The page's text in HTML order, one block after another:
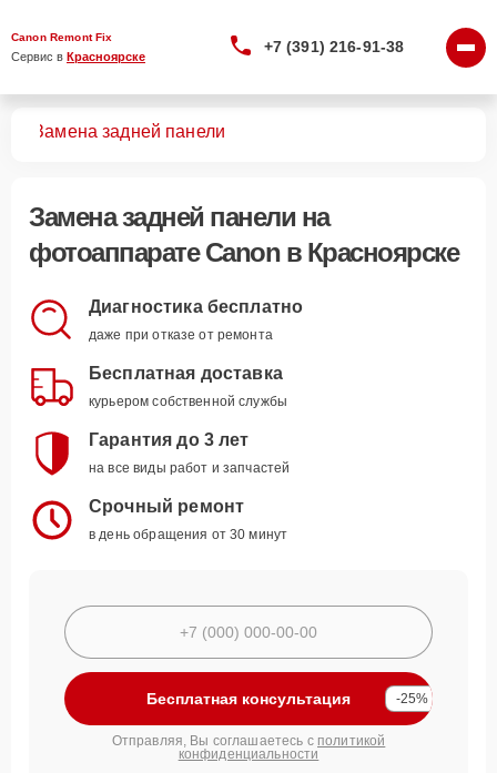
Canon Remont Fix
Сервис в Красноярске
+7 (391) 216-91-38
Замена задней панели
Замена задней панели на
фотоаппарате Canon в Красноярске
Диагностика бесплатно
даже при отказе от ремонта
Бесплатная доставка
курьером собственной службы
Гарантия до 3 лет
на все виды работ и запчастей
Срочный ремонт
в день обращения от 30 минут
Бесплатная консультация -25%
Отправляя, Вы соглашаетесь с политикой
конфиденциальности